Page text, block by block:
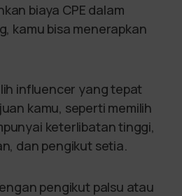
biaya CPE dalam
kamu bisa menerapkan
influencer yang tepat
kamu, seperti memilih
keterlibatan tinggi,
dan pengikut setia.
pengikut palsu atau